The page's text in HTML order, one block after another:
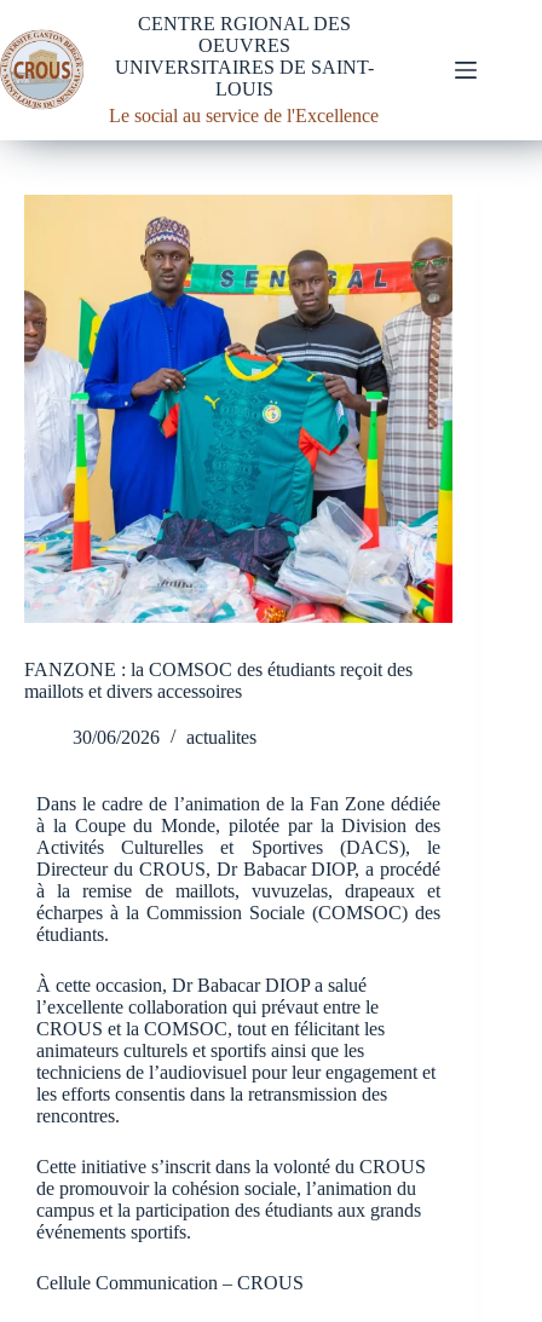
CENTRE RGIONAL DES
OEUVRES
UNIVERSITAIRES DE SAINT-
LOUIS
Le social au service de l'Excellence
FANZONE : la COMSOC des étudiants reçoit des
maillots et divers accessoires
30/06/2026 actualites
Dans le cadre de l’animation de la Fan Zone dédiée
à la Coupe du Monde, pilotée par la Division des
Activités Culturelles et Sportives (DACS), le
Directeur du CROUS, Dr Babacar DIOP, a procédé
à la remise de maillots, vuvuzelas, drapeaux et
écharpes à la Commission Sociale (COMSOC) des
étudiants.
À cette occasion, Dr Babacar DIOP a salué
l’excellente collaboration qui prévaut entre le
CROUS et la COMSOC, tout en félicitant les
animateurs culturels et sportifs ainsi que les
techniciens de l’audiovisuel pour leur engagement et
les efforts consentis dans la retransmission des
rencontres.
Cette initiative s’inscrit dans la volonté du CROUS
de promouvoir la cohésion sociale, l’animation du
campus et la participation des étudiants aux grands
événements sportifs.
Cellule Communication – CROUS